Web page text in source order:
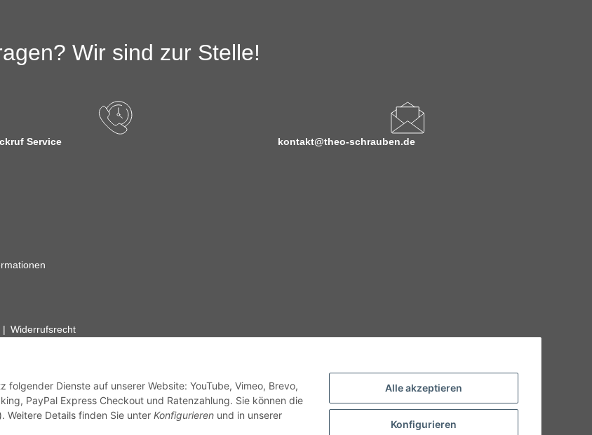
Alle akzeptieren
Konfigurieren
folgender Dienste auf unserer Website: YouTube, Vimeo, Brevo,
PayPal Express Checkout und Ratenzahlung. Sie können die
Weitere Details finden Sie unter Konfigurieren und in unserer
Wir sind zur Stelle!
Service kontakt@theo-schrauben.de
Widerrufsrecht
der Artikel können beispielhaft sein und vom Produkt abweichen.